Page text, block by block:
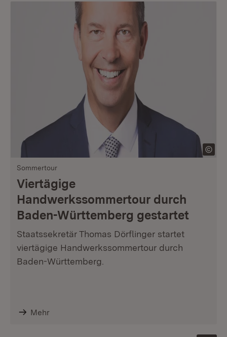
Sommertour
Viertägige
Handwerkssommertour durch
Baden-Württemberg gestartet
Staatssekretär Thomas Dörflinger startet
viertägige Handwerkssommertour durch
Baden-Württemberg.
Mehr